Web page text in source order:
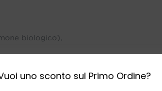
biologico),
uno sconto sul Primo Ordine?